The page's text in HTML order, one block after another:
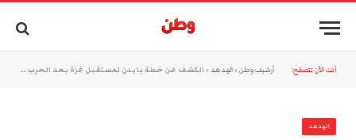
أنت الآن تتصفح: أرشيف وطن »الهدهد » الكشف عن خطة بايدن لمستقبل غزة بعد الحرب.. سلطة فلسطينية متجددة ونشر قوات دولية
الهدهد